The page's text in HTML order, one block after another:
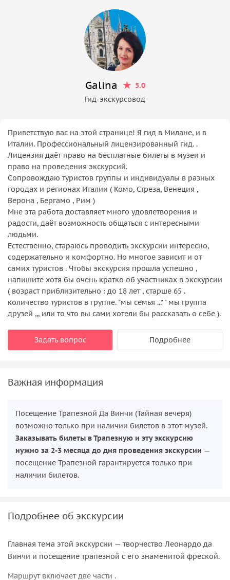
Galina
5.0
Гид-экскурсовод
Приветствую вас на этой странице! Я гид в Милане, и в
Италии. Профессиональный лицензированный гид. .
Лицензия даёт право на бесплатные билеты в музеи и
право на проведения экскурсий.
Сопровождаю туристов группы и индивидуалы в разных
городах и регионах Италии ( Комо, Стреза, Венеция ,
Верона , Бергамо , Рим )
Мне эта работа доставляет много удовлетворения и
радости, даёт возможность общаться с интересными
людьми.
Естественно, стараюсь проводить экскурсии интересно,
содержательно и комфортно. Но многое зависит и от
самих туристов . Чтобы экскурсия прошла успешно ,
напишите хотя бы очень кратко об участниках в экскурсии
( возраст приблизительно : до 18 лет , старше 65 .
количество туристов в группе. "мы семья ..." " мы группа
друзей ,,, или то что вы сами хотели бы рассказать о себе ).
Задать вопрос Подробнее
Важная информация
Посещение Трапезной Да Винчи (Тайная вечеря)
возможно только при наличии билетов в этот музей.
Заказывать билеты в Трапезную и эту экскурсию
нужно за 2-3 месяца до дня проведения экскурсии —
посещение Трапезной гарантируется только при
наличии билетов.
Подробнее об экскурсии
Главная тема этой экскурсии — творчество Леонардо да
Винчи и посещение трапезной с его знаменитой фреской.
Маршрут включает две части .